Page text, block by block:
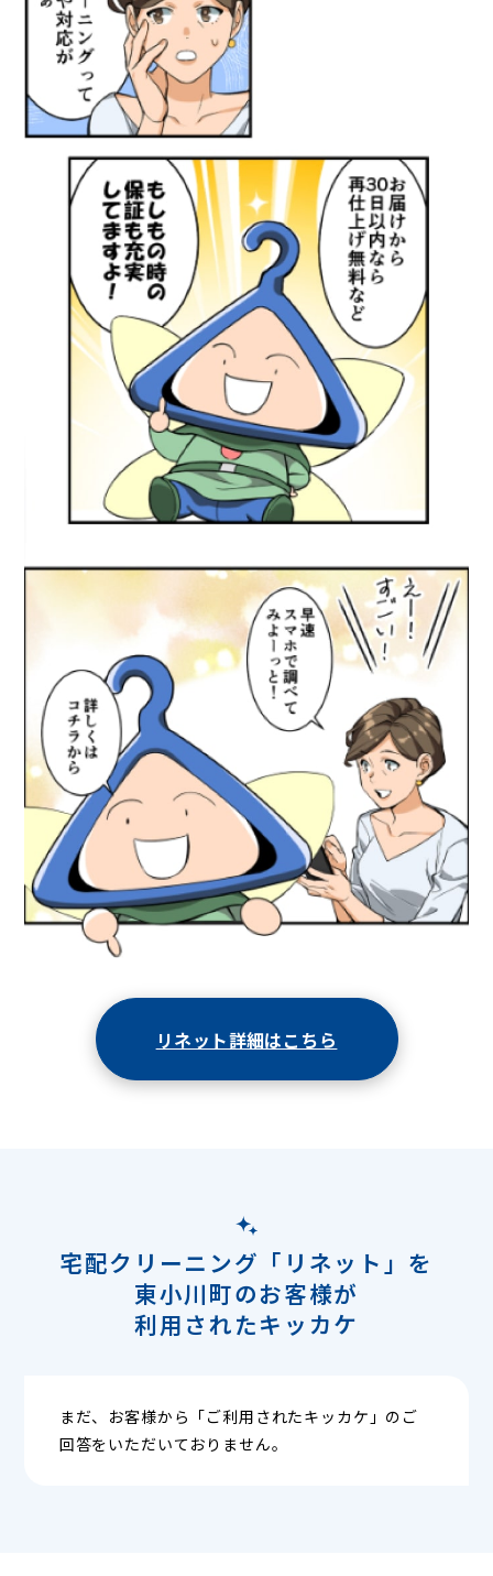
リネット詳細はこちら
宅配クリーニング「リネット」を
東小川町のお客様が
利用されたキッカケ
まだ、お客様から「ご利用されたキッカケ」のご
回答をいただいておりません。